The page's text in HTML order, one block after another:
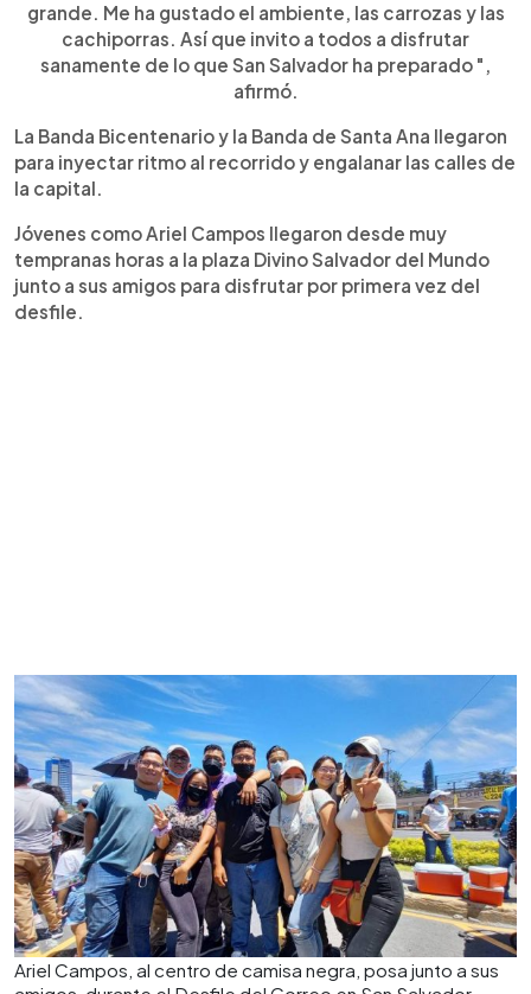
grande. Me ha gustado el ambiente, las carrozas y las
cachiporras. Así que invito a todos a disfrutar
sanamente de lo que San Salvador ha preparado ",
afirmó.
La Banda Bicentenario y la Banda de Santa Ana llegaron
para inyectar ritmo al recorrido y engalanar las calles de
la capital.
Jóvenes como Ariel Campos llegaron desde muy
tempranas horas a la plaza Divino Salvador del Mundo
junto a sus amigos para disfrutar por primera vez del
desfile.
Ariel Campos, al centro de camisa negra, posa junto a sus